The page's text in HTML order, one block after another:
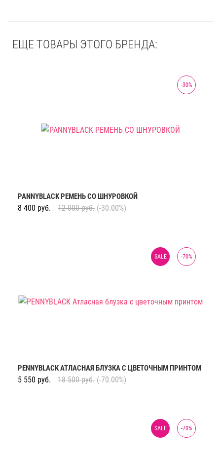
ЕЩЕ ТОВАРЫ ЭТОГО БРЕНДА:
-30%
PANNYBLACK РЕМЕНЬ СО ШНУРОВКОЙ
8 400 руб. 12 000 руб. (-30.00%)
-70%
SALE
PENNYBLACK АТЛАСНАЯ БЛУЗКА С ЦВЕТОЧНЫМ ПРИНТОМ
5 550 руб. 18 500 руб. (-70.00%)
-70%
SALE